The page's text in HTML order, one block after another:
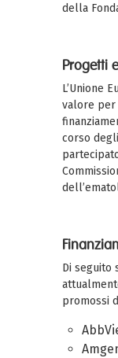
della
Progetti
L’Unione
valore per
corso
Di seguito
promossi